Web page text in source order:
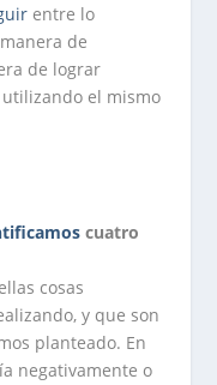
entre lo
de
de lograr
utilizando el mismo
cuatro
cosas
y que son
planteado. En
negativamente o